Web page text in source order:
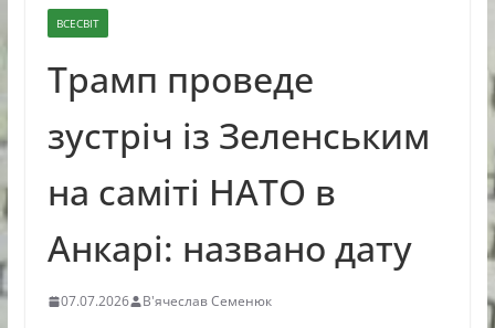
ВСЕСВІТ
Трамп проведе
зустріч із Зеленським
на саміті НАТО в
Анкарі: названо дату
07.07.2026 В'ячеслав Семенюк